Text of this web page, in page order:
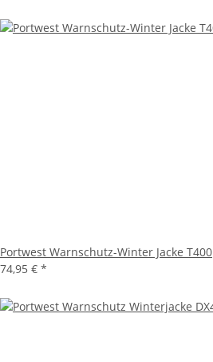
Portwest Warnschutz-Winter Jacke T400
74,95 € *